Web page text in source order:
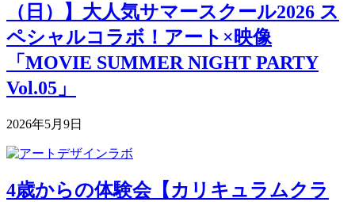
（日）】大人気サマースクール2026 ス
ペシャルコラボ！アート×映像
「MOVIE SUMMER NIGHT PARTY
Vol.05」
2026年5月9日
4歳からの体験会【カリキュラムクラ